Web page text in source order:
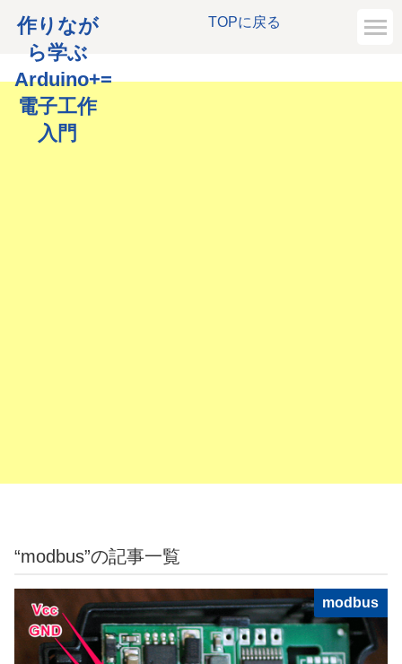
TOPに戻る
作りなが
ら学ぶ
Arduino+=
電子工作
入門
“modbus”の記事一覧
modbus